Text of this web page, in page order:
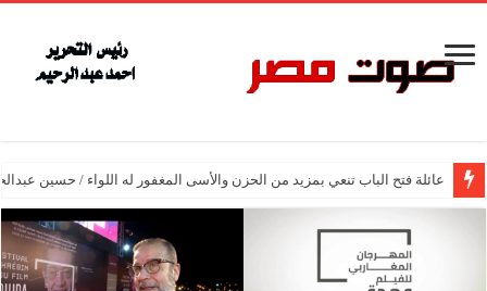
عائلة فتح الباب تنعي بمزيد من الحزن والأسى المغفور له اللواء / حسين